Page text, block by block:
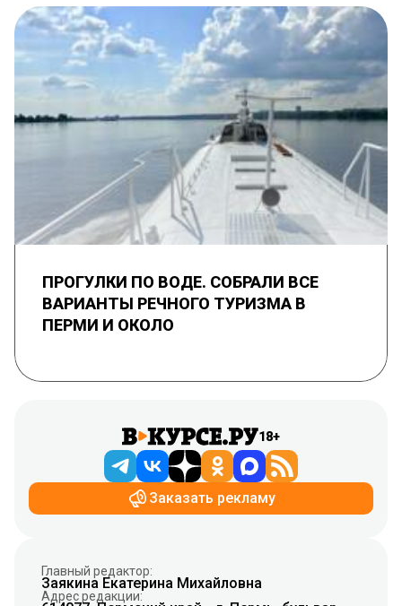
ПРОГУЛКИ ПО ВОДЕ. СОБРАЛИ ВСЕ
ВАРИАНТЫ РЕЧНОГО ТУРИЗМА В
ПЕРМИ И ОКОЛО
18+
Заказать рекламу
Главный редактор:
Заякина Екатерина Михайловна
Адрес редакции: